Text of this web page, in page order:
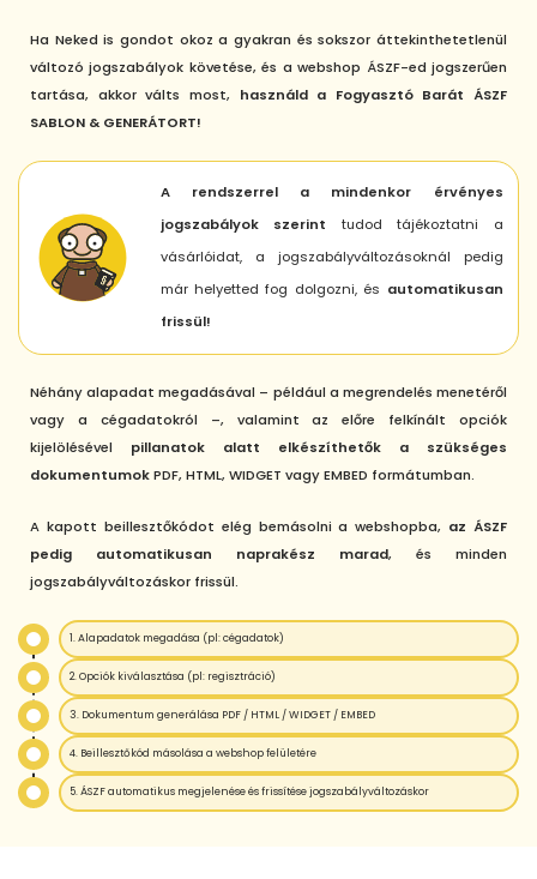
Ha Neked is gondot okoz a gyakran és sokszor áttekinthetetlenül
változó jogszabályok követése, és a webshop ÁSZF-ed jogszerűen
tartása, akkor válts most, használd a Fogyasztó Barát ÁSZF
SABLON & GENERÁTORT!
A rendszerrel a mindenkor érvényes
jogszabályok szerint tudod tájékoztatni a
vásárlóidat, a jogszabályváltozásoknál pedig
már helyetted fog dolgozni, és automatikusan
frissül!
Néhány alapadat megadásával – például a megrendelés menetéről
vagy a cégadatokról –, valamint az előre felkínált opciók
kijelölésével pillanatok alatt elkészíthetők a szükséges
dokumentumokPDF, HTML, WIDGET vagy EMBED formátumban.
A kapott beillesztőkódot elég bemásolni a webshopba, az ÁSZF
pedig automatikusan naprakész marad, és minden
jogszabályváltozáskor frissül.
1. Alapadatok megadása (pl: cégadatok)
2. Opciók kiválasztása (pl: regisztráció)
3. Dokumentum generálása PDF / HTML / WIDGET / EMBED
4. Beillesztőkód másolása a webshop felületére
5. ÁSZF automatikus megjelenése és frissítése jogszabályváltozáskor